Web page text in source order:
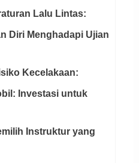
Lalu Lintas:
Diri Menghadapi Ujian
Kecelakaan:
Investasi untuk
Instruktur yang